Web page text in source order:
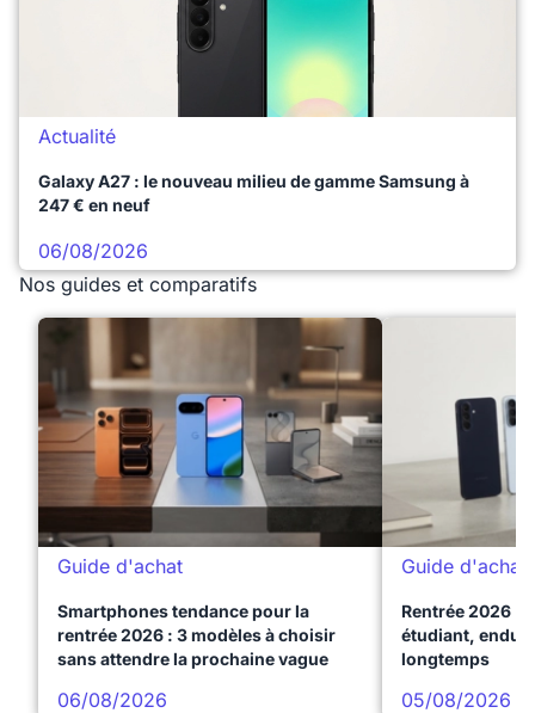
Actualité
Galaxy A27 : le nouveau milieu de gamme Samsung à
247 € en neuf
06/08/2026
Nos guides et comparatifs
Guide d'achat
Smartphones tendance pour la
rentrée 2026 : 3 modèles à choisir
sans attendre la prochaine vague
06/08/2026
Guide d'achat
Rentrée 2026 :
étudiant,
longtemps
05/08/2026